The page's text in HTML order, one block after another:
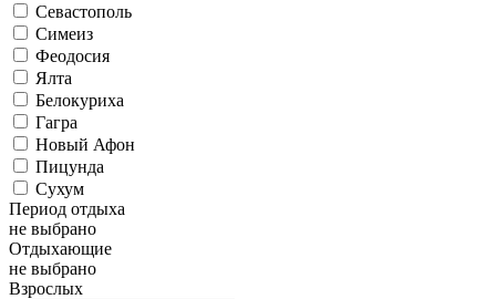
Севастополь
Симеиз
Феодосия
Ялта
Белокуриха
Гагра
Новый Афон
Пицунда
Сухум
Период отдыха
не выбрано
Отдыхающие
не выбрано
Взрослых